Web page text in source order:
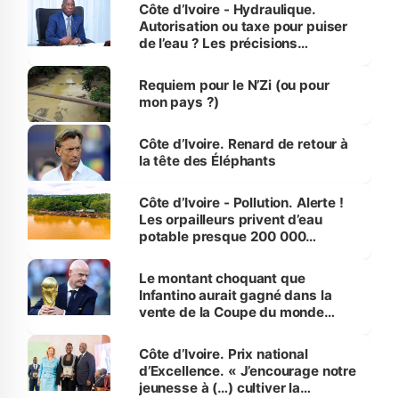
Côte d’Ivoire - Hydraulique.
Autorisation ou taxe pour puiser
de l’eau ? Les précisions
Requiem pour le N’Zi (ou pour
mon pays ?)
Côte d’Ivoire. Renard de retour à
la tête des Éléphants
Côte d’Ivoire - Pollution. Alerte !
Les orpailleurs privent d’eau
potable presque 200 000
Le montant choquant que
Infantino aurait gagné dans la
vente de la Coupe du monde
Côte d’Ivoire. Prix national
d’Excellence. « J’encourage notre
jeunesse à (…) cultiver la